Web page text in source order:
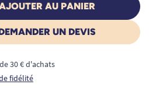
AU PANIER
UN DEVIS
30 € d'achats
fidélité